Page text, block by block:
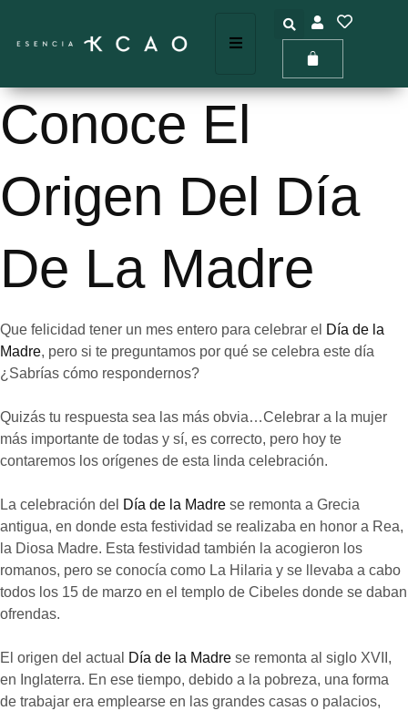
Conoce El
Origen Del Día
De La Madre
Que felicidad tener un mes entero para celebrar el Día de la
Madre, pero si te preguntamos por qué se celebra este día
¿Sabrías cómo respondernos?
Quizás tu respuesta sea las más obvia…Celebrar a la mujer
más importante de todas y sí, es correcto, pero hoy te
contaremos los orígenes de esta linda celebración.
La celebración del Día de la Madre se remonta a Grecia
antigua, en donde esta festividad se realizaba en honor a Rea,
la Diosa Madre. Esta festividad también la acogieron los
romanos, pero se conocía como La Hilaria y se llevaba a cabo
todos los 15 de marzo en el templo de Cibeles donde se daban
ofrendas.
El origen del actual Día de la Madre se remonta al siglo XVII,
en Inglaterra. En ese tiempo, debido a la pobreza, una forma
de trabajar era emplearse en las grandes casas o palacios,